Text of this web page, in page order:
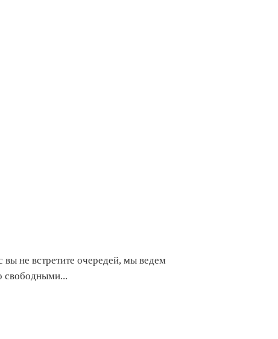
не встретите очередей, мы ведем
свободными...